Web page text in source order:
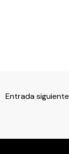
Entrada siguiente